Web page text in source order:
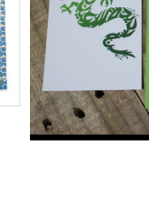
ポストカード（ド